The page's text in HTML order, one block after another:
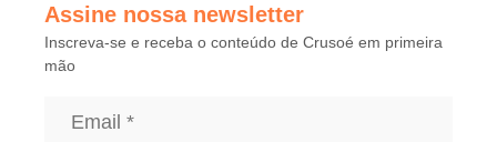
Assine nossa newsletter
Inscreva-se e receba o conteúdo de Crusoé em primeira
mão